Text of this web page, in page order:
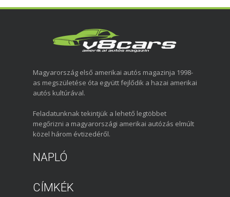
Magyarország első amerikai autós magazinja 1998-
as megszületése óta együtt fejlődik a hazai amerikai
autós kultúrával.
Feladatunknak tekintjük a lehető legtöbbet
megőrizni a magyarországi amerikai autózás elmúlt
közel három évtizedéről.
NAPLÓ
CÍMKÉK